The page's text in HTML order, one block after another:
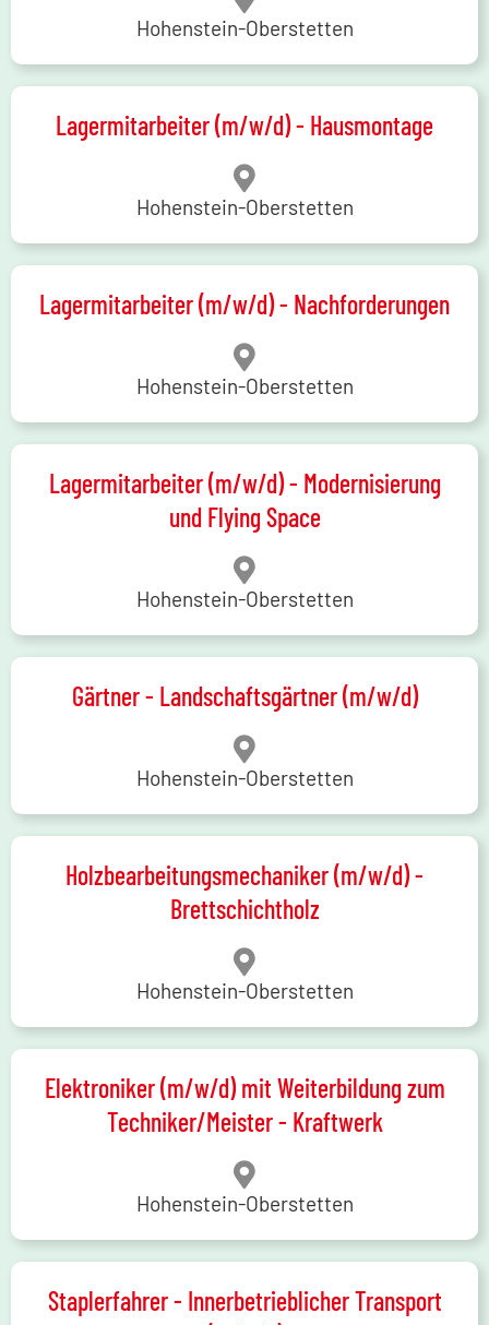
Hohenstein-Oberstetten
Lagermitarbeiter (m/w/d) - Hausmontage
Hohenstein-Oberstetten
Lagermitarbeiter (m/w/d) - Nachforderungen
Hohenstein-Oberstetten
Lagermitarbeiter (m/w/d) - Modernisierung
und Flying Space
Hohenstein-Oberstetten
Gärtner - Landschaftsgärtner (m/w/d)
Hohenstein-Oberstetten
Holzbearbeitungsmechaniker (m/w/d) -
Brettschichtholz
Hohenstein-Oberstetten
Elektroniker (m/w/d) mit Weiterbildung zum
Techniker/Meister - Kraftwerk
Hohenstein-Oberstetten
Staplerfahrer - Innerbetrieblicher Transport